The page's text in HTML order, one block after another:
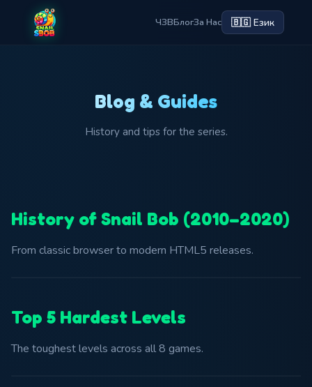
ЧЗВБлогЗа Нас 🇧🇬 Език
Blog & Guides
History and tips for the series.
History of Snail Bob (2010–2020)
From classic browser to modern HTML5 releases.
Top 5 Hardest Levels
The toughest levels across all 8 games.